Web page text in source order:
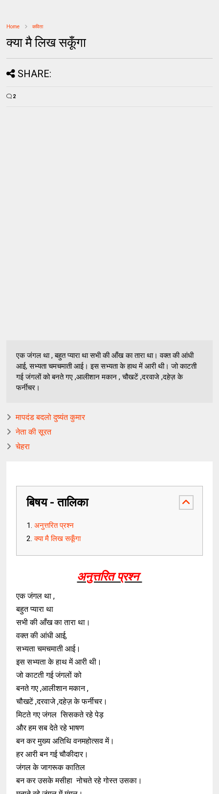
Home कविता
क्या मै लिख सकूँगा
SHARE:
2
एक जंगल था , बहुत प्यारा था सभी की आँख का तारा था। वक्त की आंधी
आई, सभ्यता चमचमाती आई। इस सभ्यता के हाथ में आरी थी। जो काटती
गई जंगलों को बनते गए ,आलीशान मकान , चौखटें ,दरवाजे ,दहेज़ के
फर्नीचर।
मापदंड बदलो दुष्यंत कुमार
नेता की सूरत
चेहरा
बिषय - तालिका
अनुत्तरित प्रश्न
क्या मै लिख सकूँगा
अनुत्तरित प्रश्न
एक जंगल था ,
बहुत प्यारा था
सभी की आँख का तारा था।
वक्त की आंधी आई,
सभ्यता चमचमाती आई।
इस सभ्यता के हाथ में आरी थी।
जो काटती गई जंगलों को
बनते गए ,आलीशान मकान ,
चौखटें ,दरवाजे ,दहेज़ के फर्नीचर।
मिटते गए जंगल सिसकते रहे पेड़
और हम सब देते रहे भाषण
बन कर मुख्य अतिथि वनमहोत्सव में।
हर आरी बन गई चौकीदार।
जंगल के जागरूक कातिल
बन कर उसके मसीहा नोचते रहे गोस्त उसका।